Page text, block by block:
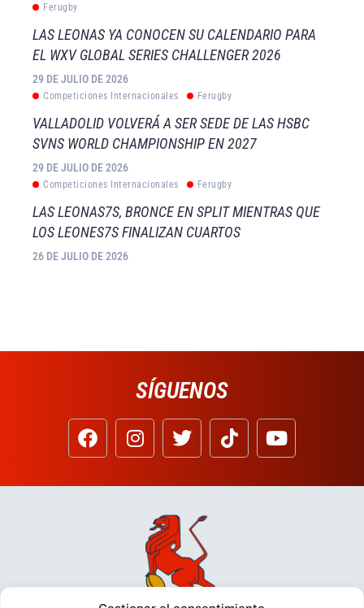
Ferugby
LAS LEONAS YA CONOCEN SU CALENDARIO PARA
EL WXV GLOBAL SERIES CHALLENGER 2026
29 DE JULIO DE 2026
Competiciones Internacionales Ferugby
VALLADOLID VOLVERÁ A SER SEDE DE LAS HSBC
SVNS WORLD CHAMPIONSHIP EN 2027
29 DE JULIO DE 2026
Competiciones Internacionales Ferugby
LAS LEONAS7S, BRONCE EN SPLIT MIENTRAS QUE
LOS LEONES7S FINALIZAN CUARTOS
26 DE JULIO DE 2026
SÍGUENOS